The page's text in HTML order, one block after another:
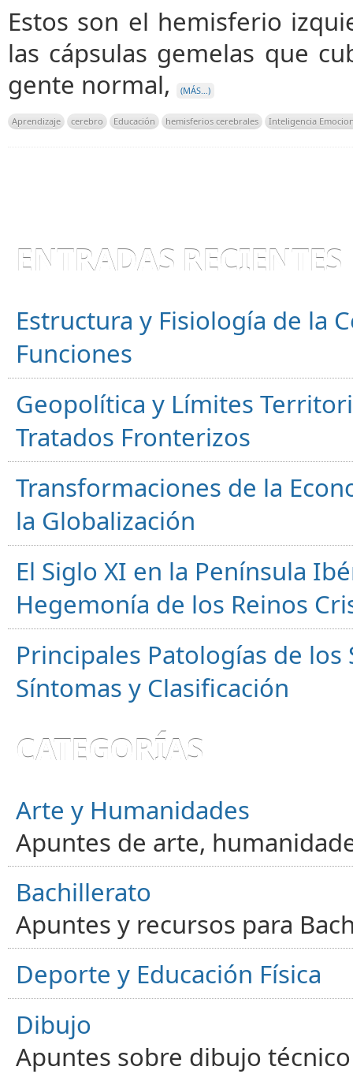
Estos son el hemisferio
las cápsulas gemelas que
gente normal,
(MÁS…)
Aprendizaje cerebro Educación hemisferios cerebrales Inteligencia
ENTRADAS RECIENTES
Estructura y Fisiología de la
Funciones
Geopolítica y Límites
Tratados Fronterizos
Transformaciones de la
la Globalización
El Siglo XI en la Península
Hegemonía de los Reinos
Principales Patologías de
Síntomas y Clasificación
CATEGORÍAS
Arte y Humanidades
Apuntes de arte,
Bachillerato
Apuntes y recursos para
Deporte y Educación Física
Dibujo
Apuntes sobre dibujo